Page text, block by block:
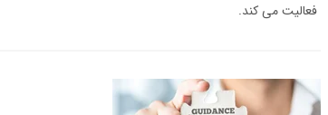
فعالیت می کند.